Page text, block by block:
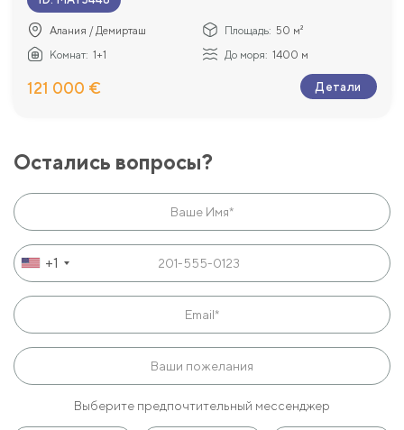
Алания / Демирташ Площадь: 50 м²
Комнат: 1+1 До моря: 1400 м
121 000 € Детали
Остались вопросы?
+1
Выберите предпочтительный мессенджер